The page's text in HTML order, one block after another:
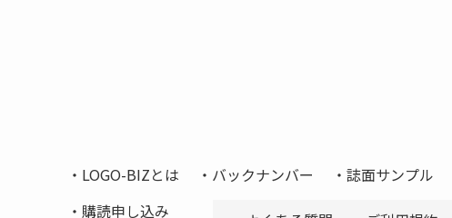
LOGO-BIZとは バックナンバー 誌面サンプル
購読申し込み